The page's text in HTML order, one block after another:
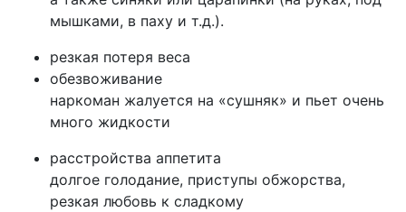
мышками, в паху и т.д.).
резкая потеря веса
обезвоживание
наркоман жалуется на «сушняк» и пьет очень
много жидкости
расстройства аппетита
долгое голодание, приступы обжорства,
резкая любовь к сладкому